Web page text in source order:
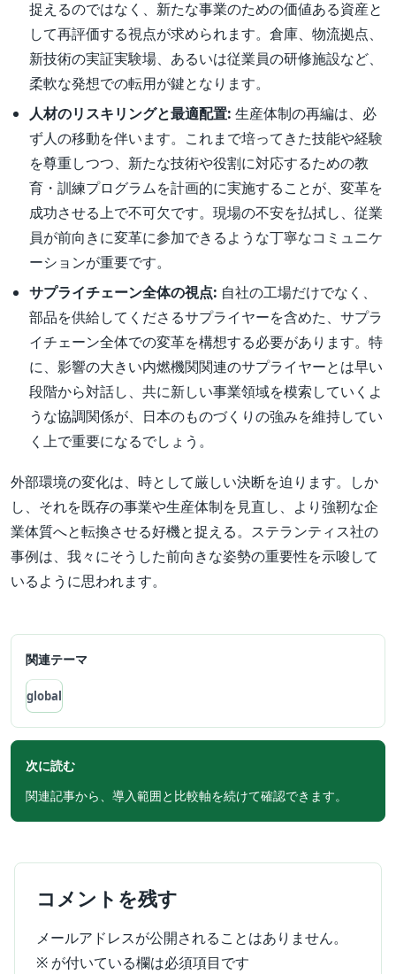
捉えるのではなく、新たな事業のための価値ある資産と
して再評価する視点が求められます。倉庫、物流拠点、
新技術の実証実験場、あるいは従業員の研修施設など、
柔軟な発想での転用が鍵となります。
人材のリスキリングと最適配置: 生産体制の再編は、必
ず人の移動を伴います。これまで培ってきた技能や経験
を尊重しつつ、新たな技術や役割に対応するための教
育・訓練プログラムを計画的に実施することが、変革を
成功させる上で不可欠です。現場の不安を払拭し、従業
員が前向きに変革に参加できるような丁寧なコミュニケ
ーションが重要です。
サプライチェーン全体の視点: 自社の工場だけでなく、
部品を供給してくださるサプライヤーを含めた、サプラ
イチェーン全体での変革を構想する必要があります。特
に、影響の大きい内燃機関関連のサプライヤーとは早い
段階から対話し、共に新しい事業領域を模索していくよ
うな協調関係が、日本のものづくりの強みを維持してい
く上で重要になるでしょう。
外部環境の変化は、時として厳しい決断を迫ります。しか
し、それを既存の事業や生産体制を見直し、より強靭な企
業体質へと転換させる好機と捉える。ステランティス社の
事例は、我々にそうした前向きな姿勢の重要性を示唆して
いるように思われます。
関連テーマ
global
次に読む
関連記事から、導入範囲と比較軸を続けて確認できます。
コメントを残す
メールアドレスが公開されることはありません。
※ が付いている欄は必須項目です